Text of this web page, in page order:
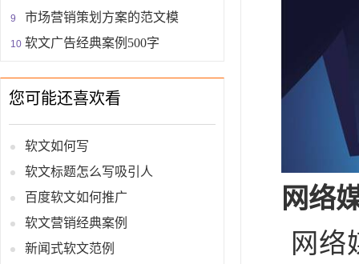
市场营销策划方案的范文模
软文广告经典案例500字
您可能还喜欢看
软文如何写
软文标题怎么写吸引人
百度软文如何推广
软文营销经典案例
新闻式软文范例
网络
网络